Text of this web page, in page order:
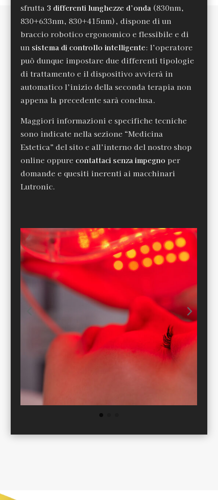
sfrutta 3 differenti lunghezze d’onda (830nm,
830+633nm, 830+415nm), dispone di un
braccio robotico ergonomico e flessibile e di
un sistema di controllo intelligente: l’operatore
può dunque impostare due differenti tipologie
di trattamento e il dispositivo avvierà in
automatico l’inizio della seconda terapia non
appena la precedente sarà conclusa.
Maggiori informazioni e specifiche tecniche
sono indicate nella sezione “Medicina
Estetica” del sito e all’interno del nostro shop
online oppure contattaci senza impegno per
domande e quesiti inerenti ai macchinari
Lutronic.